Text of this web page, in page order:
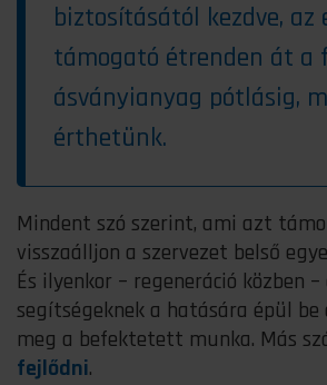
biztosításától kezdve, az
támogató étrenden át a
ásványianyag pótlásig,
érthetünk.
Mindent szó szerint, ami azt
visszaálljon a szervezet belső
És ilyenkor – regeneráció közben
segítségeknek a hatására épül be
meg a befektetett munka. Más
fejlődni.